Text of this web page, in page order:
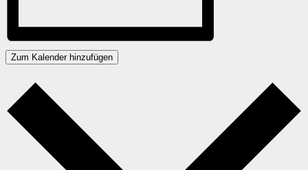
Zum Kalender hinzufügen